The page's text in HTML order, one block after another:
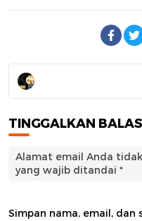
TINGGALKAN
Alamat email Anda
yang wajib ditandai *
Simpan nama, email, dan